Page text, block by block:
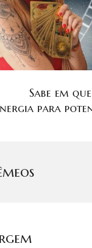
Sabe em
para